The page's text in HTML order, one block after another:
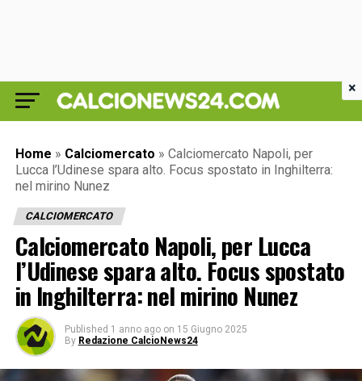
Home » Calciomercato » Calciomercato Napoli, per
Lucca l’Udinese spara alto. Focus spostato in Inghilterra:
nel mirino Nunez
CALCIOMERCATO
Calciomercato Napoli, per Lucca
l’Udinese spara alto. Focus spostato
in Inghilterra: nel mirino Nunez
Published 1 anno ago on 15 Giugno 2025
By Redazione CalcioNews24
×